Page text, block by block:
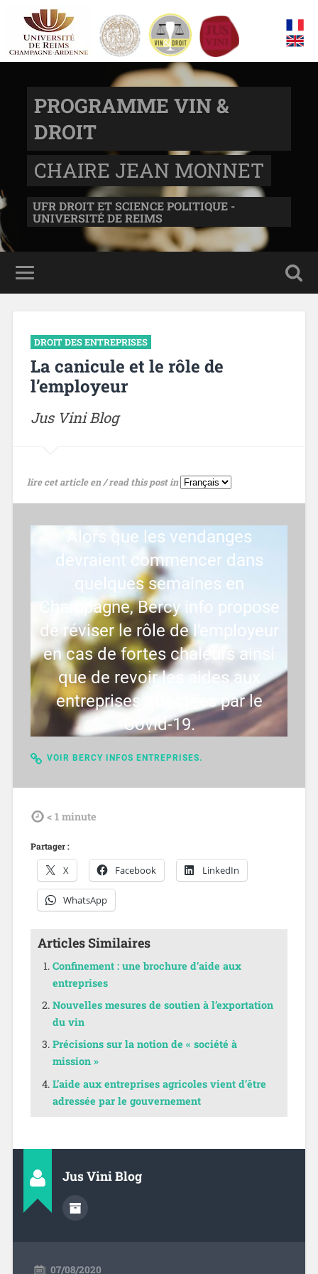
PROGRAMME VIN &
DROIT
CHAIRE JEAN MONNET
UFR DROIT ET SCIENCE POLITIQUE -
UNIVERSITÉ DE REIMS
DROIT DES ENTREPRISES
La canicule et le rôle de
l’employeur
Jus Vini Blog
lire cet article en / read this post in
Alors que les vendanges
devraient commencer dans
quelques semaines en
Champagne, Bercy info propose
de réviser le rôle de l'employeur
en cas de fortes chaleurs ainsi
que de revoir les aides aux
entreprises affectées par le
Covid-19.
VOIR BERCY INFOS ENTREPRISES.
tdl < 1 minute
Partager :
X Facebook LinkedIn
WhatsApp
Articles Similaires
Confinement : une brochure d’aide aux
entreprises
Nouvelles mesures de soutien à l’exportation
du vin
Précisions sur la notion de « société à
mission »
L’aide aux entreprises agricoles vient d’être
adressée par le gouvernement
Jus Vini Blog
07/08/2020